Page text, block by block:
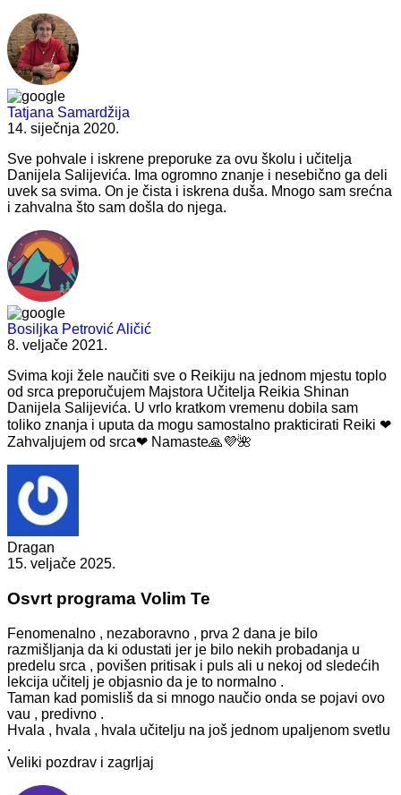
Tatjana Samardžija
14. siječnja 2020.
Sve pohvale i iskrene preporuke za ovu školu i učitelja
Danijela Salijevića. Ima ogromno znanje i nesebično ga deli
uvek sa svima. On je čista i iskrena duša. Mnogo sam srećna
i zahvalna što sam došla do njega.
Bosiljka Petrović Aličić
8. veljače 2021.
Svima koji žele naučiti sve o Reikiju na jednom mjestu toplo
od srca preporučujem Majstora Učitelja Reikia Shinan
Danijela Salijevića. U vrlo kratkom vremenu dobila sam
toliko znanja i uputa da mogu samostalno prakticirati Reiki ❤
Zahvaljujem od srca❤ Namaste🙏💜🌺
Dragan
15. veljače 2025.
Osvrt programa Volim Te
Fenomenalno , nezaboravno , prva 2 dana je bilo
razmišljanja da ki odustati jer je bilo nekih probadanja u
predelu srca , povišen pritisak i puls ali u nekoj od sledećih
lekcija učitelj je objasnio da je to normalno .
Taman kad pomisliš da si mnogo naučio onda se pojavi ovo
vau , predivno .
Hvala , hvala , hvala učitelju na još jednom upaljenom svetlu
.
Veliki pozdrav i zagrljaj